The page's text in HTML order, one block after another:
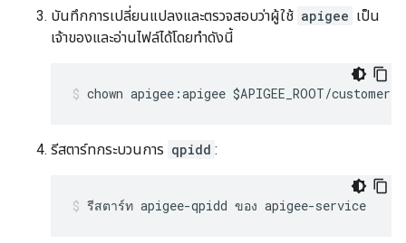
บันทึกการเปลี่ยนแปลงและตรวจสอบว่าผู้ใช้ apigee เป็น
เจ้าของและอ่านไฟล์ได้โดยทำดังนี้
chown apigee:apigee $APIGEE_ROOT/
รีสตาร์ทกระบวนการ qpidd :
รีสตาร์ท apigee-qpidd ของ apigee-service